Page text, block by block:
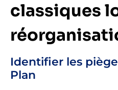
classiques
Identifier les
Plan